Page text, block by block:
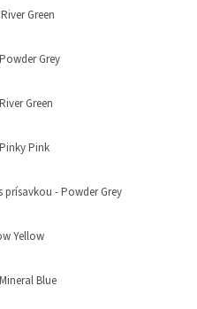
Green
Grey
Green
Pink
prísavkou - Powder Grey
Yellow
Blue